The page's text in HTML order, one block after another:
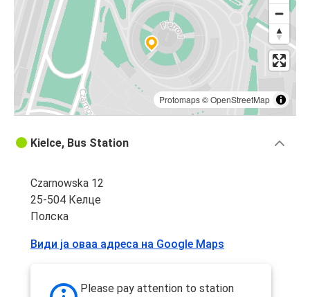
Protomaps©OpenStreetMap
Kielce, Bus Station
Czarnowska 12
25-504 Келце
Полска
Види ја оваа адреса на Google Maps
Please pay attention to station